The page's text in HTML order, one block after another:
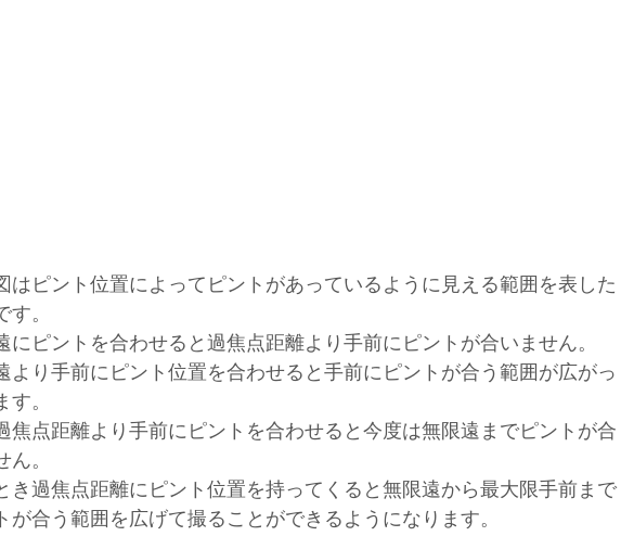
はピント位置によってピントがあっているように見える範囲を表した
す。
にピントを合わせると過焦点距離より手前にピントが合いません。
より手前にピント位置を合わせると手前にピントが合う範囲が広がっ
す。
焦点距離より手前にピントを合わせると今度は無限遠までピントが合
ん。
き過焦点距離にピント位置を持ってくると無限遠から最大限手前まで
が合う範囲を広げて撮ることができるようになります。